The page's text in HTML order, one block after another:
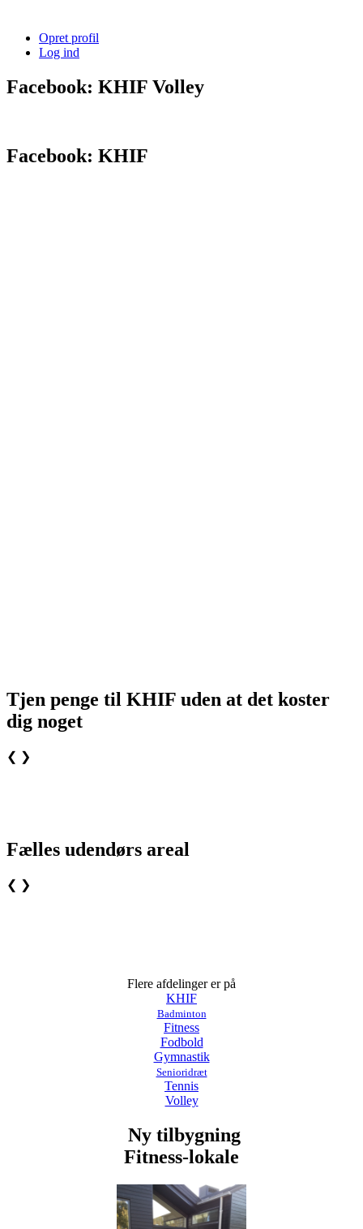
Opret profil
Log ind
Facebook: KHIF Volley
Facebook: KHIF
Tjen penge til KHIF uden at det koster
dig noget
❮ ❯
Fælles udendørs areal
❮ ❯
Flere afdelinger er på
KHIF
Badminton
Fitness
Fodbold
Gymnastik
Senioridræt
Tennis
Volley
Ny tilbygning
Fitness-lokale